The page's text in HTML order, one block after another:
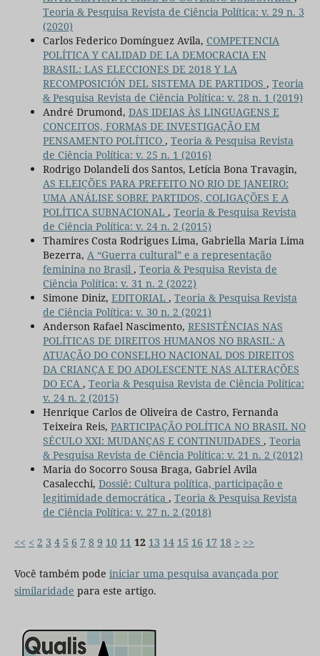
Teoria & Pesquisa Revista de Ciência Política: v. 29 n. 3
(2020)
Carlos Federico Domínguez Avila, COMPETENCIA
POLÍTICA Y CALIDAD DE LA DEMOCRACIA EN
BRASIL: LAS ELECCIONES DE 2018 Y LA
RECOMPOSICIÓN DEL SISTEMA DE PARTIDOS , Teoria
& Pesquisa Revista de Ciência Política: v. 28 n. 1 (2019)
André Drumond, DAS IDEIAS ÀS LINGUAGENS E
CONCEITOS, FORMAS DE INVESTIGAÇÃO EM
PENSAMENTO POLÍTICO , Teoria & Pesquisa Revista
de Ciência Política: v. 25 n. 1 (2016)
Rodrigo Dolandeli dos Santos, Letícia Bona Travagin,
AS ELEIÇÕES PARA PREFEITO NO RIO DE JANEIRO:
UMA ANÁLISE SOBRE PARTIDOS, COLIGAÇÕES E A
POLÍTICA SUBNACIONAL , Teoria & Pesquisa Revista
de Ciência Política: v. 24 n. 2 (2015)
Thamires Costa Rodrigues Lima, Gabriella Maria Lima
Bezerra, A “Guerra cultural” e a representação
feminina no Brasil , Teoria & Pesquisa Revista de
Ciência Política: v. 31 n. 2 (2022)
Simone Diniz, EDITORIAL , Teoria & Pesquisa Revista
de Ciência Política: v. 30 n. 2 (2021)
Anderson Rafael Nascimento, RESISTÊNCIAS NAS
POLÍTICAS DE DIREITOS HUMANOS NO BRASIL: A
ATUAÇÃO DO CONSELHO NACIONAL DOS DIREITOS
DA CRIANÇA E DO ADOLESCENTE NAS ALTERAÇÕES
DO ECA , Teoria & Pesquisa Revista de Ciência Política:
v. 24 n. 2 (2015)
Henrique Carlos de Oliveira de Castro, Fernanda
Teixeira Reis, PARTICIPAÇÃO POLÍTICA NO BRASIL NO
SÉCULO XXI: MUDANÇAS E CONTINUIDADES , Teoria
& Pesquisa Revista de Ciência Política: v. 21 n. 2 (2012)
Maria do Socorro Sousa Braga, Gabriel Avila
Casalecchi, Dossiê: Cultura política, participação e
legitimidade democrática , Teoria & Pesquisa Revista
de Ciência Política: v. 27 n. 2 (2018)
<< < 2 3 4 5 6 7 8 9 10 11 12 13 14 15 16 17 18 > >>
Você também pode iniciar uma pesquisa avançada por
similaridade para este artigo.